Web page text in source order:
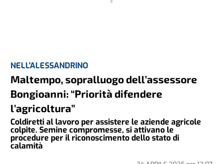
NELL'ALESSANDRINO
Maltempo, sopralluogo dell’assessore
Bongioanni: “Priorità difendere
l’agricoltura”
Coldiretti al lavoro per assistere le aziende agricole
colpite. Semine compromesse, si attivano le
procedure per il riconoscimento dello stato di
calamità